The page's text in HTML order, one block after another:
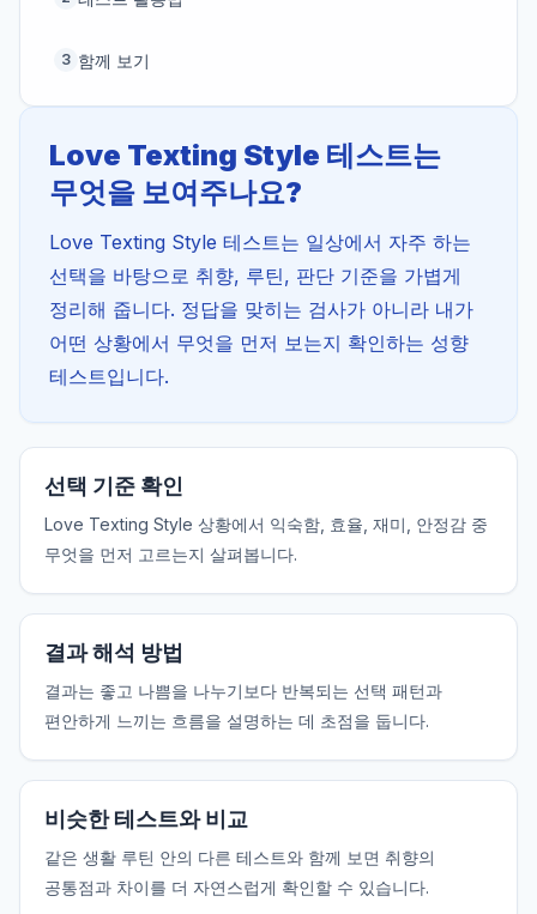
3 함께 보기
Love Texting Style 테스트는
무엇을 보여주나요?
Love Texting Style 테스트는 일상에서 자주 하는
선택을 바탕으로 취향, 루틴, 판단 기준을 가볍게
정리해 줍니다. 정답을 맞히는 검사가 아니라 내가
어떤 상황에서 무엇을 먼저 보는지 확인하는 성향
테스트입니다.
선택 기준 확인
Love Texting Style 상황에서 익숙함, 효율, 재미, 안정감 중
무엇을 먼저 고르는지 살펴봅니다.
결과 해석 방법
결과는 좋고 나쁨을 나누기보다 반복되는 선택 패턴과
편안하게 느끼는 흐름을 설명하는 데 초점을 둡니다.
비슷한 테스트와 비교
같은 생활 루틴 안의 다른 테스트와 함께 보면 취향의
공통점과 차이를 더 자연스럽게 확인할 수 있습니다.